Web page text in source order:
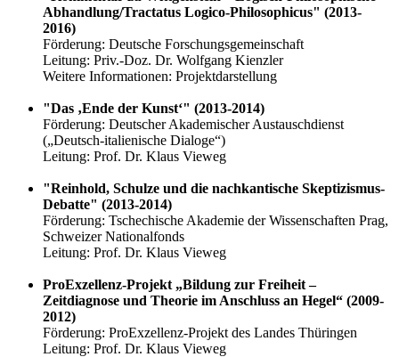
Abhandlung/Tractatus Logico-Philosophicus" (2013-
2016)
Förderung: Deutsche Forschungsgemeinschaft
Leitung: Priv.-Doz. Dr. Wolfgang Kienzler
Weitere Informationen: Projektdarstellung
"Das ‚Ende der Kunst‘" (2013-2014)
Förderung: Deutscher Akademischer Austauschdienst
(„Deutsch-italienische Dialoge“)
Leitung: Prof. Dr. Klaus Vieweg
"Reinhold, Schulze und die nachkantische Skeptizismus-
Debatte" (2013-2014)
Förderung: Tschechische Akademie der Wissenschaften Prag,
Schweizer Nationalfonds
Leitung: Prof. Dr. Klaus Vieweg
ProExzellenz-Projekt „Bildung zur Freiheit –
Zeitdiagnose und Theorie im Anschluss an Hegel“ (2009-
2012)
Förderung: ProExzellenz-Projekt des Landes Thüringen
Leitung: Prof. Dr. Klaus Vieweg